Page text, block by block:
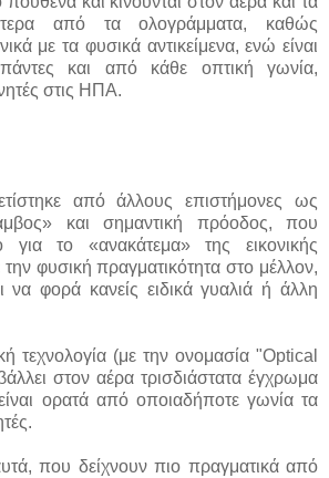
από τα ολογράμματα, καθώς
με τα φυσικά αντικείμενα, ενώ είναι
και από κάθε οπτική γωνία,
στις ΗΠΑ.
από άλλους επιστήμονες ως
και σημαντική πρόοδος, που
το «ανακάτεμα» της εικονικής
φυσική πραγματικότητα στο μέλλον,
να φορά κανείς ειδικά γυαλιά ή άλλη
τεχνολογία (με την ονομασία "Optical
στον αέρα τρισδιάστατα έγχρωμα
ορατά από οποιαδήποτε γωνία τα
που δείχνουν πιο πραγματικά από